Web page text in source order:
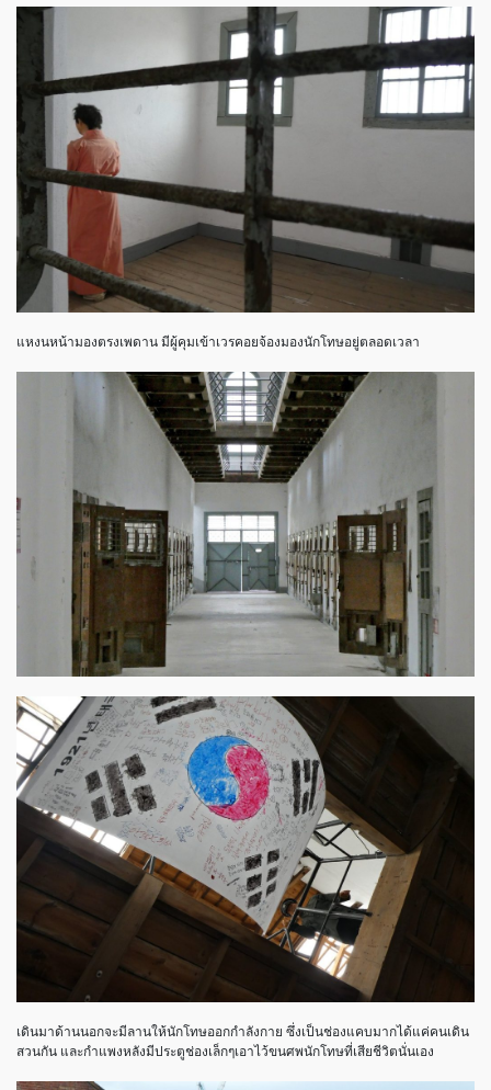
แหงนหน้ามองตรงเพดาน มีผู้คุมเข้าเวรคอยจ้องมองนักโทษอยู่ตลอดเวลา
เดินมาด้านนอกจะมีลานให้นักโทษออกกำลังกาย ซึ่งเป็นช่องแคบมากได้แค่คนเดิน
สวนกัน และกำแพงหลังมีประตูช่องเล็กๆเอาไว้ขนศพนักโทษที่เสียชีวิตนั่นเอง